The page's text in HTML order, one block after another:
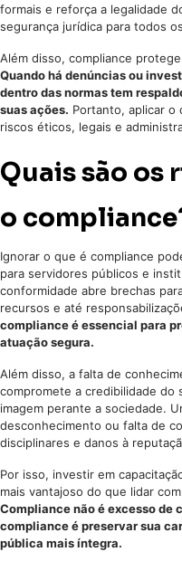
formais e reforça a legalidade
segurança jurídica para todos
Além disso, compliance
Quando há denúncias ou
dentro das normas tem
suas ações. Portanto, aplicar o
riscos éticos, legais e
Quais são os
o
Ignorar o que é compliance
para servidores públicos e
conformidade abre brechas
recursos e até
compliance é essencial para
atuação segura.
Além disso, a falta de
compromete a credibilidade do
imagem perante a sociedade.
desconhecimento ou falta de
disciplinares e danos à
Por isso, investir em
mais vantajoso do que lidar
Compliance não é excesso de
compliance é preservar sua
pública mais íntegra.